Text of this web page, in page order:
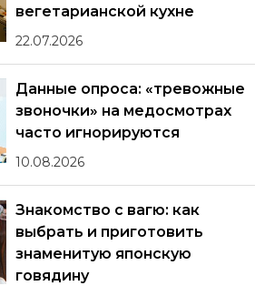
вегетарианской кухне
22.07.2026
Данные опроса: «тревожные
звоночки» на медосмотрах
часто игнорируются
10.08.2026
Знакомство с вагю: как
выбрать и приготовить
знаменитую японскую
говядину